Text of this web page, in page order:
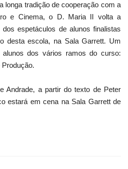
longa tradição de cooperação com a
e Cinema, o D. Maria II volta a
espetáculos de alunos finalistas
desta escola, na Sala Garrett. Um
dos vários ramos do curso:
Andrade, a partir do texto de Peter
estará em cena na Sala Garrett de